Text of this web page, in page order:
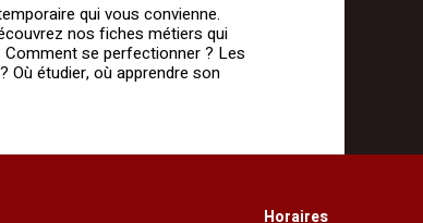
qui vous convienne.
nos fiches métiers qui
Comment se perfectionner ? Les
Où étudier, où apprendre son
Horaires